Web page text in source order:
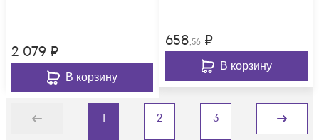
2 079 ₽
В корзину
658,56 ₽
В корзину
Назад
1 2 3
Дальше